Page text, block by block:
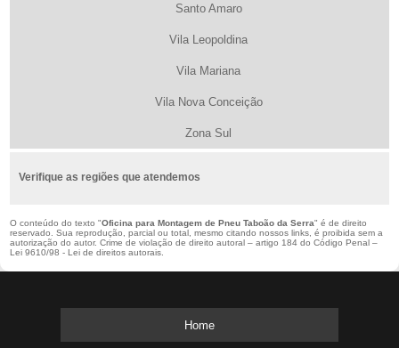
Santo Amaro
Vila Leopoldina
Vila Mariana
Vila Nova Conceição
Zona Sul
Verifique as regiões que atendemos
O conteúdo do texto "Oficina para Montagem de Pneu Taboão da Serra" é de direito
reservado. Sua reprodução, parcial ou total, mesmo citando nossos links, é proibida sem a
autorização do autor. Crime de violação de direito autoral – artigo 184 do Código Penal –
Lei 9610/98 - Lei de direitos autorais
Home